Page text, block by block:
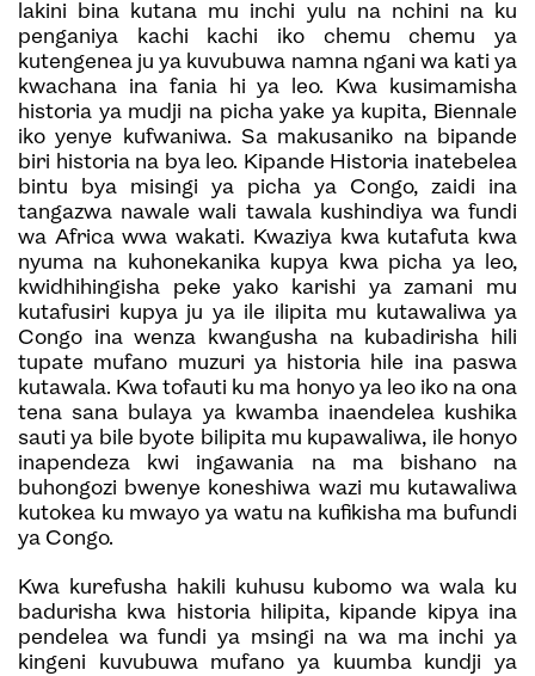
lakini bina kutana mu inchi yulu na nchini na ku
penganiya kachi kachi iko chemu chemu ya
kutengenea ju ya kuvubuwa namna ngani wa kati ya
kwachana ina fania hi ya leo. Kwa kusimamisha
historia ya mudji na picha yake ya kupita, Biennale
iko yenye kufwaniwa. Sa makusaniko na bipande
biri historia na bya leo. Kipande Historia inatebelea
bintu bya misingi ya picha ya Congo, zaidi ina
tangazwa nawale wali tawala kushindiya wa fundi
wa Africa wwa wakati. Kwaziya kwa kutafuta kwa
nyuma na kuhonekanika kupya kwa picha ya leo,
kwidhihingisha peke yako karishi ya zamani mu
kutafusiri kupya ju ya ile ilipita mu kutawaliwa ya
Congo ina wenza kwangusha na kubadirisha hili
tupate mufano muzuri ya historia hile ina paswa
kutawala. Kwa tofauti ku ma honyo ya leo iko na ona
tena sana bulaya ya kwamba inaendelea kushika
sauti ya bile byote bilipita mu kupawaliwa, ile honyo
inapendeza kwi ingawania na ma bishano na
buhongozi bwenye koneshiwa wazi mu kutawaliwa
kutokea ku mwayo ya watu na kufikisha ma bufundi
ya Congo.
Kwa kurefusha hakili kuhusu kubomo wa wala ku
badurisha kwa historia hilipita, kipande kipya ina
pendelea wa fundi ya msingi na wa ma inchi ya
kingeni kuvubuwa mufano ya kuumba kundji ya